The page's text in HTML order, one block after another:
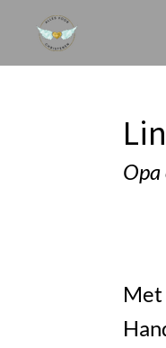
direct
hoofdinhoud
Met